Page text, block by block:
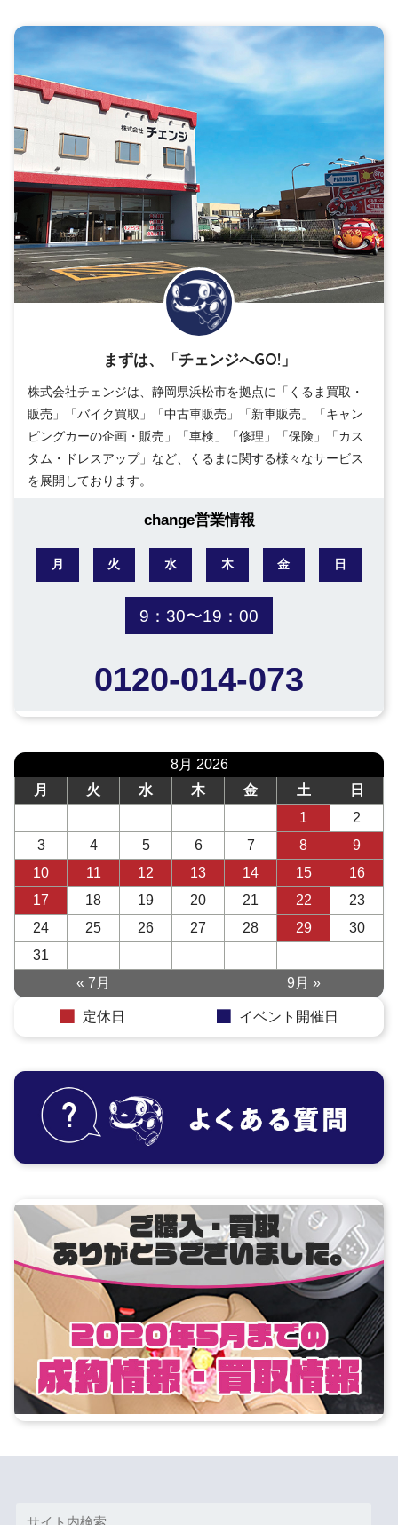
まずは、「チェンジへGO!」
株式会社チェンジは、静岡県浜松市を拠点に「くるま買取・
販売」「バイク買取」「中古車販売」「新車販売」「キャン
ピングカーの企画・販売」「車検」「修理」「保険」「カス
タム・ドレスアップ」など、くるまに関する様々なサービス
を展開しております。
change営業情報
月 火 水 木 金 日
9：30〜19：00
0120-014-073
8月 2026
月
火 水 木 金 土
日
1
2
3
4 5 6 7 8
9
10
11 12 13 14 15
16
17
18 19 20 21 22
23
24
25 26 27 28 29
30
31
« 7月
9月 »
定休日 イベント開催日